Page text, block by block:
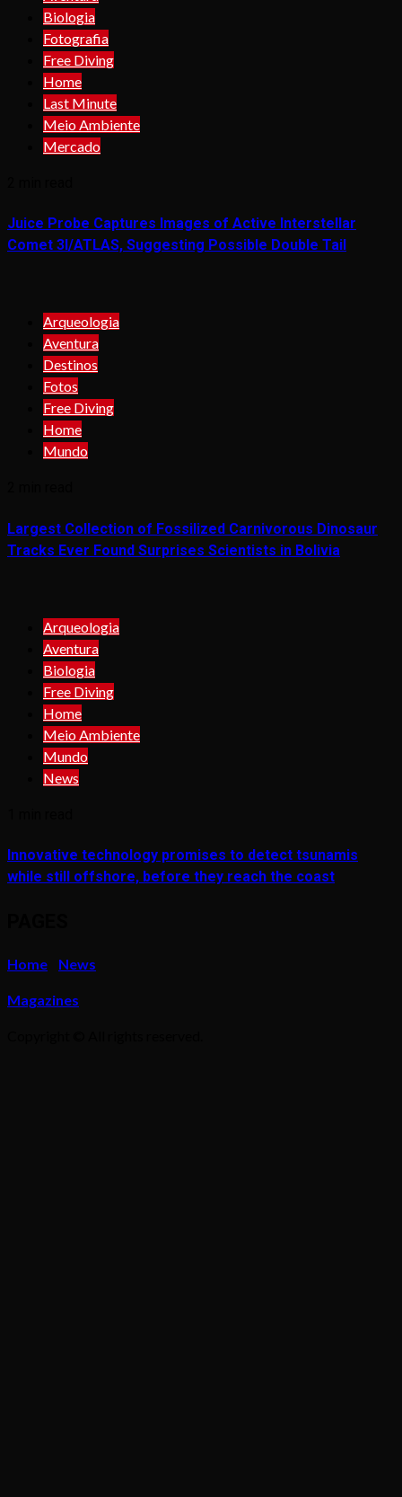
Biologia
Fotografia
Free Diving
Home
Last Minute
Meio Ambiente
Mercado
Juice Probe Captures Images of Active Interstellar
Comet 3I/ATLAS, Suggesting Possible Double Tail
Arqueologia
Aventura
Destinos
Fotos
Free Diving
Home
Mundo
Largest Collection of Fossilized Carnivorous Dinosaur
Tracks Ever Found Surprises Scientists in Bolivia
Arqueologia
Aventura
Biologia
Free Diving
Home
Meio Ambiente
Mundo
News
Innovative technology promises to detect tsunamis
while still offshore, before they reach the coast
Home News
Magazines